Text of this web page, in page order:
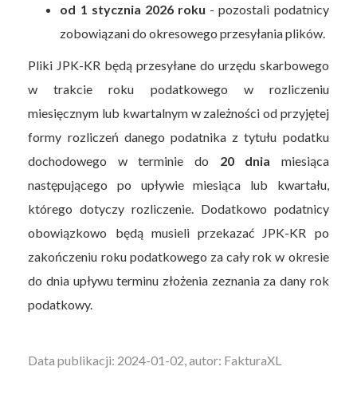
od 1 stycznia 2026 roku - pozostali podatnicy
zobowiązani do okresowego przesyłania plików.
Pliki JPK-KR będą przesyłane do urzędu skarbowego
w trakcie roku podatkowego w rozliczeniu
miesięcznym lub kwartalnym w zależności od przyjętej
formy rozliczeń danego podatnika z tytułu podatku
dochodowego w terminie do 20 dnia miesiąca
następującego po upływie miesiąca lub kwartału,
którego dotyczy rozliczenie. Dodatkowo podatnicy
obowiązkowo będą musieli przekazać JPK-KR po
zakończeniu roku podatkowego za cały rok w okresie
do dnia upływu terminu złożenia zeznania za dany rok
podatkowy.
Data publikacji: 2024-01-02, autor: FakturaXL